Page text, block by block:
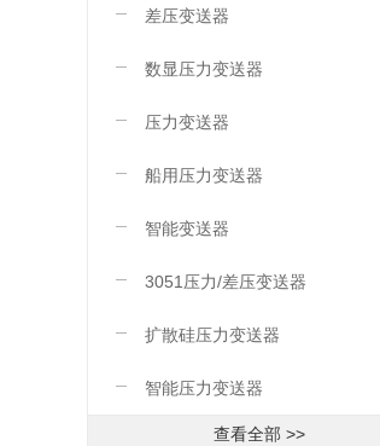
差压变送器
数显压力变送器
压力变送器
船用压力变送器
智能变送器
3051压力/差压变送器
扩散硅压力变送器
智能压力变送器
查看全部 >>